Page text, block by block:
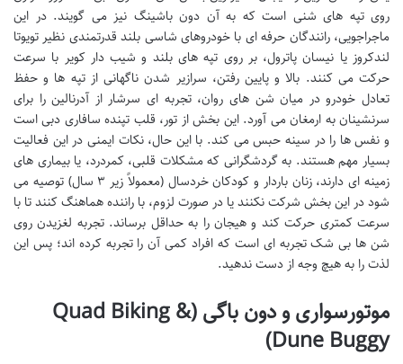
روی تپه های شنی است که به آن دون باشینگ نیز می گویند. در این
ماجراجویی، رانندگان حرفه ای با خودروهای شاسی بلند قدرتمندی نظیر تویوتا
لندکروز یا نیسان پاترول، بر روی تپه های بلند و شیب دار کویر با سرعت
حرکت می کنند. بالا و پایین رفتن، سرازیر شدن ناگهانی از تپه ها و حفظ
تعادل خودرو در میان شن های روان، تجربه ای سرشار از آدرنالین را برای
سرنشینان به ارمغان می آورد. این بخش از تور، قلب تپنده سافاری دبی است
و نفس ها را در سینه حبس می کند. با این حال، نکات ایمنی در این فعالیت
بسیار مهم هستند. به گردشگرانی که مشکلات قلبی، کمردرد، یا بیماری های
زمینه ای دارند، زنان باردار و کودکان خردسال (معمولاً زیر ۳ سال) توصیه می
شود در این بخش شرکت نکنند یا در صورت لزوم، با راننده هماهنگ کنند تا با
سرعت کمتری حرکت کند و هیجان را به حداقل برساند. تجربه لغزیدن روی
شن ها بی شک تجربه ای است که افراد کمی آن را تجربه کرده اند؛ پس این
لذت را به هیچ وجه از دست ندهید.
موتورسواری و دون باگی (Quad Biking &
Dune Buggy)